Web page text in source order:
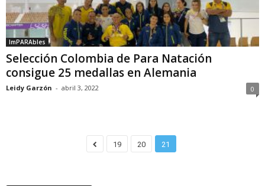
ImPARAbles
Selección Colombia de Para Natación
consigue 25 medallas en Alemania
Leidy Garzón - abril 3, 2022 0
19 20 21